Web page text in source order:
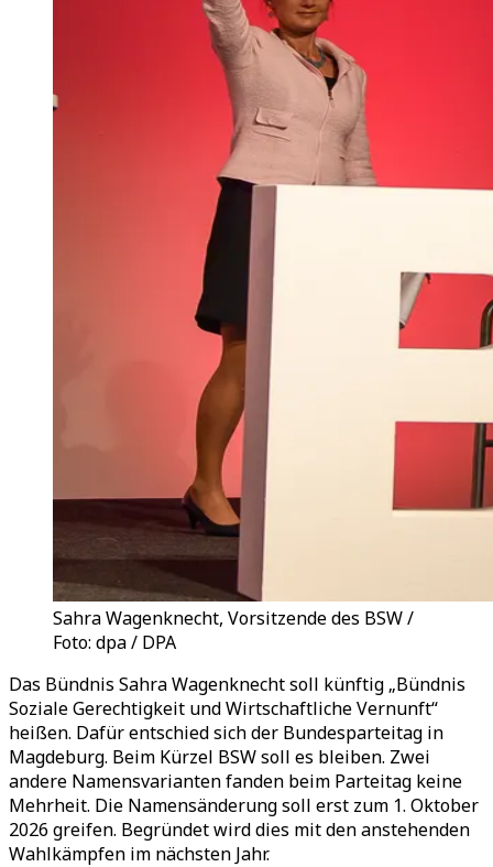
Sahra Wagenknecht, Vorsitzende des BSW /
Foto: dpa / DPA
Das Bündnis Sahra Wagenknecht soll künftig „Bündnis
Soziale Gerechtigkeit und Wirtschaftliche Vernunft“
heißen. Dafür entschied sich der Bundesparteitag in
Magdeburg. Beim Kürzel BSW soll es bleiben. Zwei
andere Namensvarianten fanden beim Parteitag keine
Mehrheit. Die Namensänderung soll erst zum 1. Oktober
2026 greifen. Begründet wird dies mit den anstehenden
Wahlkämpfen im nächsten Jahr.